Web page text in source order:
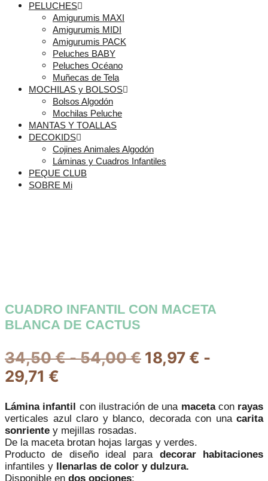
PELUCHES
Amigurumis MAXI
Amigurumis MIDI
Amigurumis PACK
Peluches BABY
Peluches Océano
Muñecas de Tela
MOCHILAS y BOLSOS
Bolsos Algodón
Mochilas Peluche
MANTAS Y TOALLAS
DECOKIDS
Cojines Animales Algodón
Láminas y Cuadros Infantiles
PEQUE CLUB
SOBRE Mi
CUADRO INFANTIL CON MACETA
BLANCA DE CACTUS
34,50€-54,00€Rango
desde
hasta
54,00 €
18,97 € -
29,71 €
precios:
desde
18,97 €
hasta
Lámina infantil con ilustración de una macetacon rayas
verticales azul claro y blanco, decorada con unacarita
sonriente y mejillas rosadas.
De la maceta brotan hojas largas y verdes.
Producto de diseño ideal para decorar
habitaciones
infantiles y llenarlas de color y dulzura.
Disponible en dos opciones: